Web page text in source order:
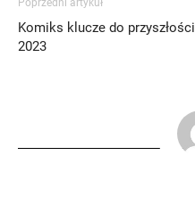
Poprzedni artykuł
Komiks klucze do przyszłości
2023